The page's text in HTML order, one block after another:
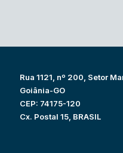
Rua 1121, nº 200, Setor
Goiânia-GO
CEP: 74175-120
Cx. Postal 15, BRASIL